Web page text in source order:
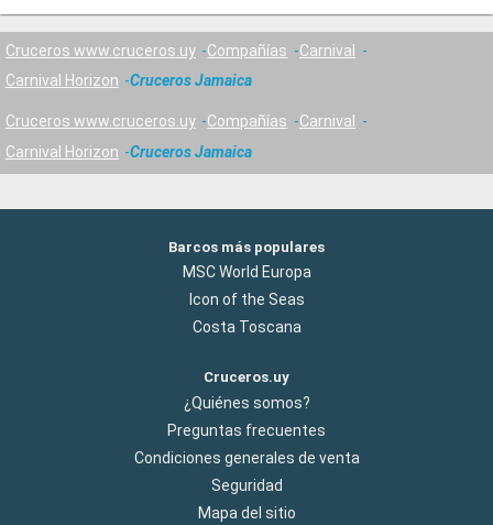
Cruceros www.cruceros.uy Compañías
Carnival
Carnival Horizon
Cruceros Jamaica
Cruceros www.cruceros.uy Compañías
Carnival
Carnival Horizon
Cruceros Jamaica
Barcos más populares
MSC World Europa
Icon of the Seas
Costa Toscana
Cruceros.uy
¿Quiénes somos?
Preguntas frecuentes
Condiciones generales de venta
Seguridad
Mapa del sitio